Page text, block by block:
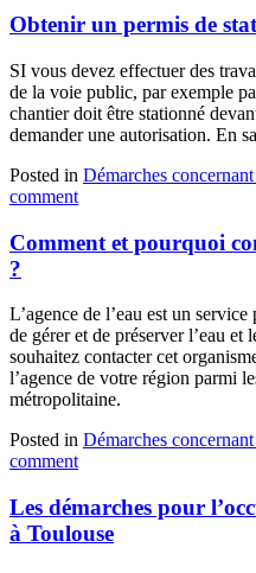
Obtenir un permis de
SI vous devez effectuer des
de la voie public, par exemple
chantier doit être stationné
demander une autorisation. En
Posted in Démarches
comment
Comment et pourquoi
?
L’agence de l’eau est un
de gérer et de préserver l’eau
souhaitez contacter cet
l’agence de votre région parmi
métropolitaine.
Posted in Démarches
comment
Les démarches pour
à Toulouse